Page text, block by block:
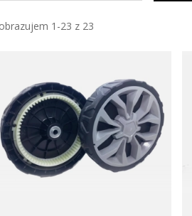
1-23 z 23